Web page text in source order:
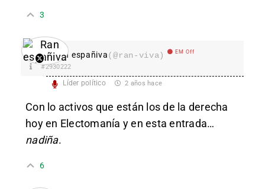
3
Ran españiva(@ran-viva) EM Off
#2930222
Líder político 2 años hace
Con lo activos que están los de la derecha
hoy en Electomanía y en esta entrada…
nadiña.
6